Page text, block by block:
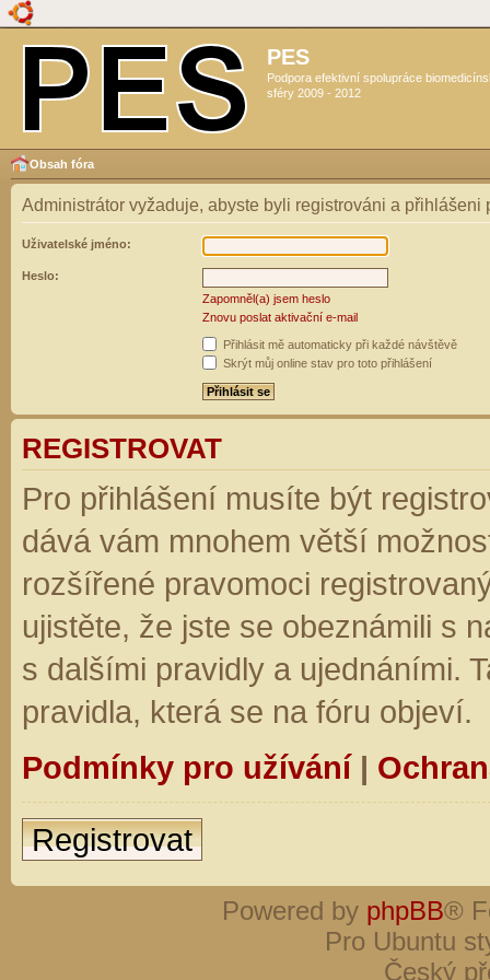
PES
Podpora efektivní spolupráce
sféry 2009 - 2012
Obsah fóra
Administrátor vyžaduje, abyste byli registrováni a přihlášeni
Uživatelské jméno:
Heslo:
Zapomněl(a) jsem heslo
Znovu poslat aktivační e-mail
Přihlásit mě automaticky při každé návštěvě
Skrýt můj online stav pro toto přihlášení
REGISTROVAT
Pro přihlášení musíte být
dává vám mnohem větší
rozšířené pravomoci
ujistěte, že jste se obeznámili s
s dalšími pravidly a ujednáními.
pravidla, která se na fóru objeví.
Podmínky pro užívání|
Registrovat
Powered by phpBB®
Pro Ubuntu
Český